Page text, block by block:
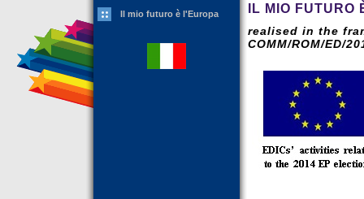
Il mio futuro è l'Europa IL MIO FUTURO
realised in the
COMM/ROM/ED/